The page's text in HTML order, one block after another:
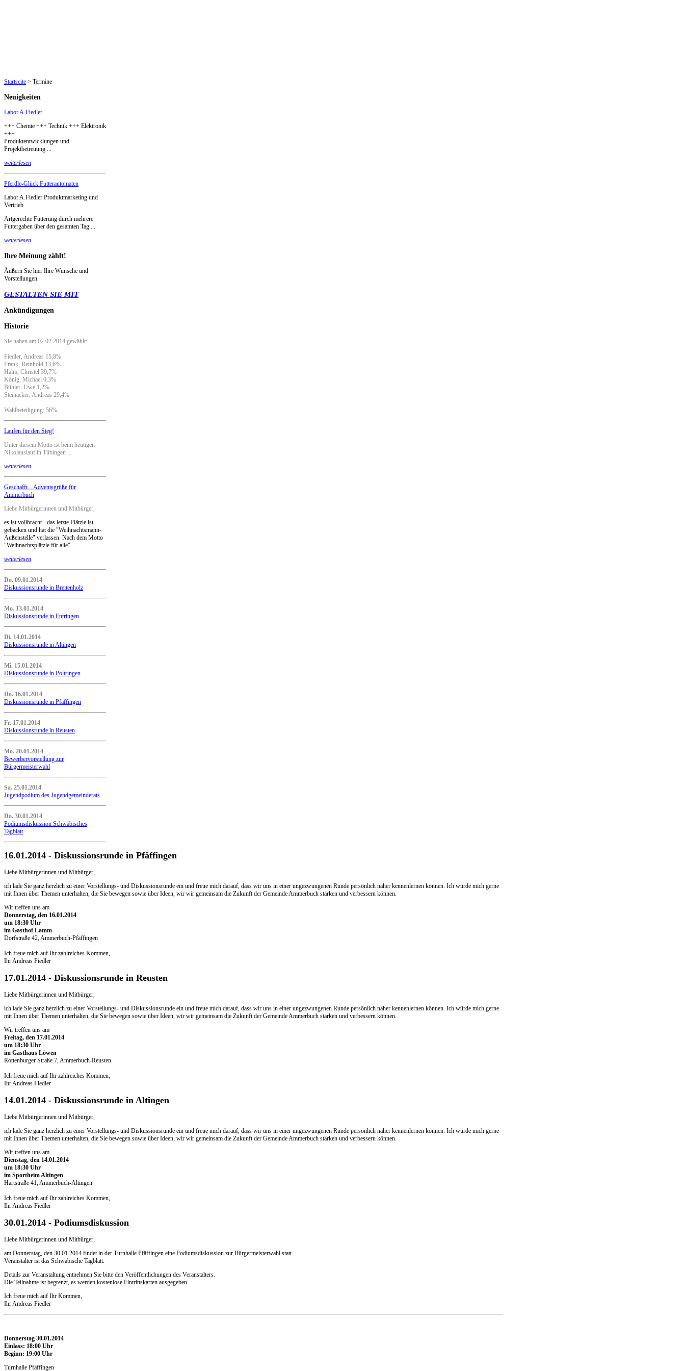
Startseite > Termine
Neuigkeiten
Labor A.Fiedler
+++ Chemie +++ Technik +++ Elektronik
+++
Produktentwicklungen und
Projektbetreuung ...
weiterlesen
Pferdle-Glück Futterautomaten
Labor A.Fiedler Produktmarketing und
Vertrieb
Artgerechte Fütterung durch mehrere
Futtergaben über den gesamten Tag ...
weiterlesen
Ihre Meinung zählt!
Äußern Sie hier Ihre Wünsche und
Vorstellungen.
GESTALTEN SIE MIT
Ankündigungen
Historie
Sie haben am 02.02.2014 gewählt:
Fiedler, Andreas 15,8%
Frank, Reinhold 13,6%
Halm, Christel 39,7%
König, Michael 0,3%
Bühler, Uwe 1,2%
Steinacker, Andreas 29,4%
Wahlbeteiligung: 56%
Laufen für den Sieg!
Unter diesem Motto ist beim heutigen
Nikolauslauf in Tübingen ...
weiterlesen
Geschafft... Adventsgrüße für
Ammerbuch
Liebe Mitbürgerinnen und Mitbürger,
es ist vollbracht - das letzte Plätzle ist
gebacken und hat die "Weihnachtsmann-
Außenstelle" verlassen. Nach dem Motto
"Weihnachtsplätzle für alle" ...
weiterlesen
Do. 09.01.2014
Diskussionsrunde in Breitenholz
Mo. 13.01.2014
Diskussionsrunde in Entringen
Di. 14.01.2014
Diskussionsrunde in Altingen
Mi. 15.01.2014
Diskussionsrunde in Poltringen
Do. 16.01.2014
Diskussionsrunde in Pfäffingen
Fr. 17.01.2014
Diskussionsrunde in Reusten
Mo. 20.01.2014
Bewerbervorstellung zur
Bürgermeisterwahl
Sa. 25.01.2014
Jugendpodium des Jugendgemeinderats
Do. 30.01.2014
Podiumsdiskussion Schwäbisches
Tagblatt
16.01.2014 - Diskussionsrunde in Pfäffingen
Liebe Mitbürgerinnen und Mitbürger,
ich lade Sie ganz herzlich zu einer Vorstellungs- und Diskussionsrunde ein und freue mich darauf, dass wir uns in einer ungezwungenen Runde persönlich näher kennenlernen können. Ich würde mich gerne
mit Ihnen über Themen unterhalten, die Sie bewegen sowie über Ideen, wir wir gemeinsam die Zukunft der Gemeinde Ammerbuch stärken und verbessern können.
Wir treffen uns am
Donnerstag, den 16.01.2014
um 18:30 Uhr
im Gasthof Lamm
Dorfstraße 42, Ammerbuch-Pfäffingen
Ich freue mich auf Ihr zahlreiches Kommen,
Ihr Andreas Fiedler
17.01.2014 - Diskussionsrunde in Reusten
Liebe Mitbürgerinnen und Mitbürger,
ich lade Sie ganz herzlich zu einer Vorstellungs- und Diskussionsrunde ein und freue mich darauf, dass wir uns in einer ungezwungenen Runde persönlich näher kennenlernen können. Ich würde mich gerne
mit Ihnen über Themen unterhalten, die Sie bewegen sowie über Ideen, wir wir gemeinsam die Zukunft der Gemeinde Ammerbuch stärken und verbessern können.
Wir treffen uns am
Freitag, den 17.01.2014
um 18:30 Uhr
im Gasthaus Löwen
Rottenburger Straße 7, Ammerbuch-Reusten
Ich freue mich auf Ihr zahlreiches Kommen,
Ihr Andreas Fiedler
14.01.2014 - Diskussionsrunde in Altingen
Liebe Mitbürgerinnen und Mitbürger,
ich lade Sie ganz herzlich zu einer Vorstellungs- und Diskussionsrunde ein und freue mich darauf, dass wir uns in einer ungezwungenen Runde persönlich näher kennenlernen können. Ich würde mich gerne
mit Ihnen über Themen unterhalten, die Sie bewegen sowie über Ideen, wir wir gemeinsam die Zukunft der Gemeinde Ammerbuch stärken und verbessern können.
Wir treffen uns am
Dienstag, den 14.01.2014
um 18:30 Uhr
im Sportheim Altingen
Hartstraße 41, Ammerbuch-Altingen
Ich freue mich auf Ihr zahlreiches Kommen,
Ihr Andreas Fiedler
30.01.2014 - Podiumsdiskussion
Liebe Mitbürgerinnen und Mitbürger,
am Donnerstag, den 30.01.2014 findet in der Turnhalle Pfäffingen eine Podiumsdiskussion zur Bürgermeisterwahl statt.
Veranstalter ist das Schwäbische Tagblatt.
Details zur Veranstaltung entnehmen Sie bitte den Veröffentlichungen des Veranstalters.
Die Teilnahme ist begrenzt, es werden kostenlose Eintrittskarten ausgegeben.
Ich freue mich auf Ihr Kommen,
Ihr Andreas Fiedler
Donnerstag 30.01.2014
Einlass: 18:00 Uhr
Beginn: 19:00 Uhr
Turnhalle Pfäffingen